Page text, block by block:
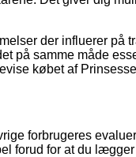
der influerer på
på samme måde
købet af
forbrugeres
forud for at du